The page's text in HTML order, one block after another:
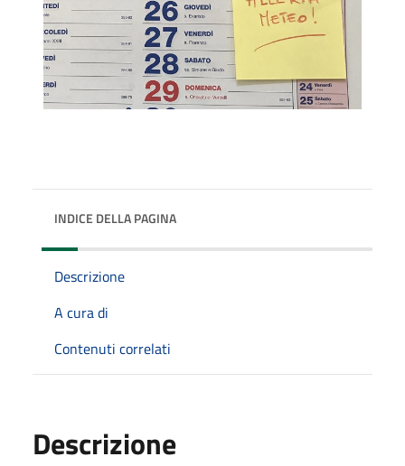
INDICE DELLA PAGINA
Descrizione
A cura di
Contenuti correlati
Descrizione